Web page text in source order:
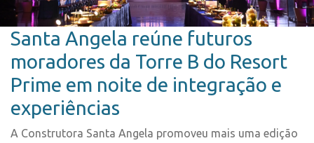
Santa Angela reúne futuros
moradores da Torre B do Resort
Prime em noite de integração e
experiências
A Construtora Santa Angela promoveu mais uma edição